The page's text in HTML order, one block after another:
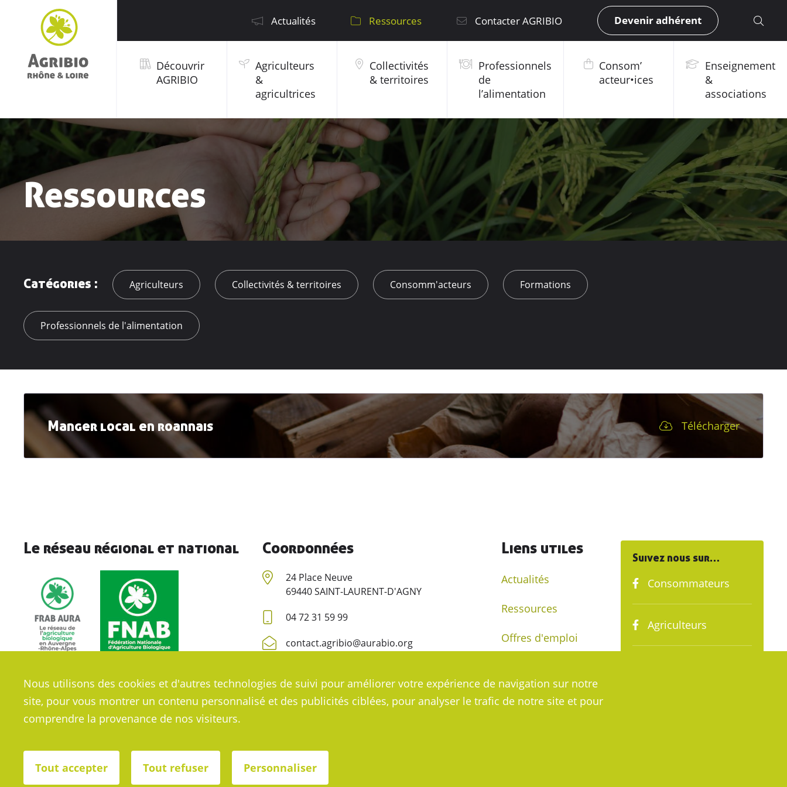
Actualités Ressources Contacter AGRIBIO Devenir adhérent
Découvrir
AGRIBIO
Agriculteurs
&
agricultrices
Collectivités
& territoires
Professionnels
de
l’alimentation
Consom’
acteur•ices
Enseignement
&
associations
Ressources
Catégories : Agriculteurs Collectivités & territoires Consomm'acteurs Formations
Professionnels de l'alimentation
Manger local en roannais Télécharger
Le réseau régional et national Coordonnées
24 Place Neuve
69440 SAINT-LAURENT-D'AGNY
04 72 31 59 99
contact.agribio@aurabio.org
Liens utiles
Actualités
Ressources
Offres d'emploi
Suivez nous sur…
Consommateurs
Agriculteurs
Nous utilisons des cookies et d'autres technologies de suivi pour améliorer votre expérience de navigation sur notre
site, pour vous montrer un contenu personnalisé et des publicités ciblées, pour analyser le trafic de notre site et pour
comprendre la provenance de nos visiteurs.
Tout accepter Tout refuser Personnaliser